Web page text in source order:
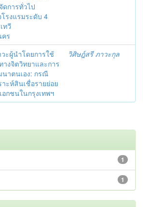
ดการทั่วไป
รงแรมระดับ 4
ทวี
คร
ะผู้นำโดยการใช้
างจิตวิทยาและการ
าตนเอง: กรณี
ะห์สินเชื่อรายย่อย
กชนในกรุงเทพฯ
วิศิษฎ์สรี ภาวะกุล
1
1